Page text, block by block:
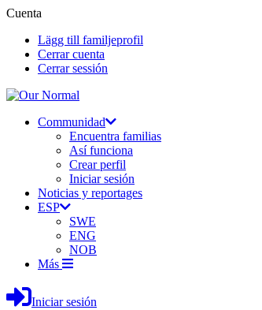
Cuenta
Lägg till familjeprofil
Cerrar cuenta
Cerrar sessión
Communidad
Encuentra familias
Así funciona
Crear perfil
Iniciar sesión
Noticias y reportages
ESP
SWE
ENG
NOB
Más
Iniciar sesión